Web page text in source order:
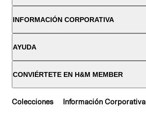
INFORMACIÓN CORPORATIVA
AYUDA
CONVIÉRTETE EN H&M MEMBER
Colecciones Información Corporativa